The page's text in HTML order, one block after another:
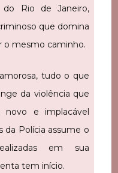
do Rio de Janeiro,
que domina
o mesmo caminho.
tudo o que
da violência que
e implacável
da Polícia assume o
em sua
tem início.